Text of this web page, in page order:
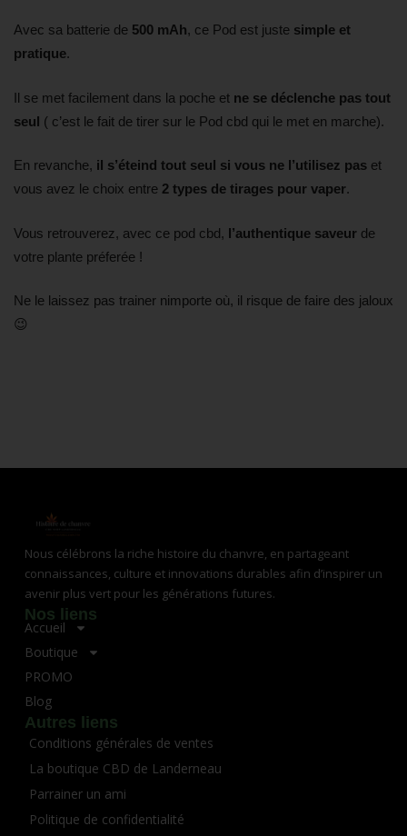
Avec sa batterie de 500 mAh, ce Pod est juste simple et
pratique.
Il se met facilement dans la poche et ne se déclenche pas tout
seul ( c’est le fait de tirer sur le Pod cbd qui le met en marche).
En revanche, il s’éteind tout seul si vous ne l’utilisez pas et
vous avez le choix entre 2 types de tirages pour vaper.
Vous retrouverez, avec ce pod cbd, l’authentique saveur de
votre plante préferée !
Ne le laissez pas trainer nimporte où, il risque de faire des jaloux
😉
Nous célébrons la riche histoire du chanvre, en partageant
connaissances, culture et innovations durables afin d’inspirer un
avenir plus vert pour les générations futures.
Nos liens
Accueil
Boutique
PROMO
Blog
Autres liens
Conditions générales de ventes
La boutique CBD de Landerneau
Parrainer un ami
Politique de confidentialité